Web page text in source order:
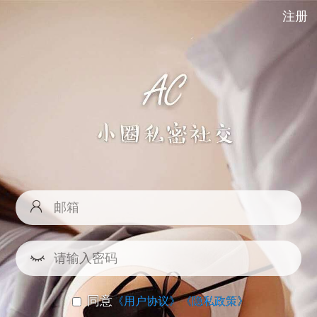
注册
同意《用户协议》《隐私政策》